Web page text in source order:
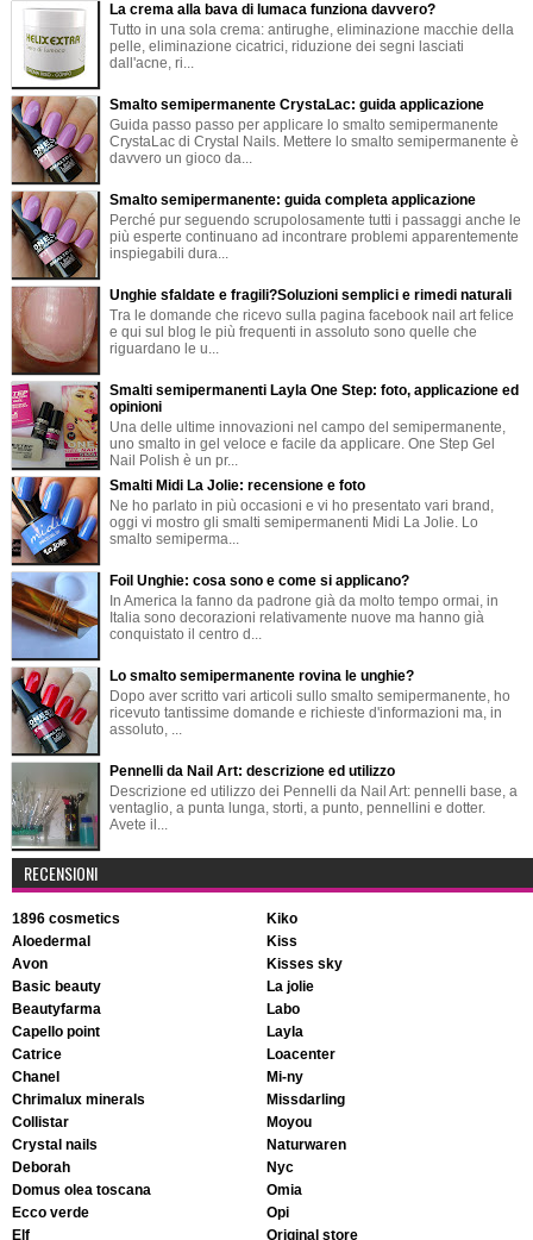
La crema alla bava di lumaca funziona davvero?
Tutto in una sola crema: antirughe, eliminazione macchie della
pelle, eliminazione cicatrici, riduzione dei segni lasciati
dall'acne, ri...
Smalto semipermanente CrystaLac: guida applicazione
Guida passo passo per applicare lo smalto semipermanente
CrystaLac di Crystal Nails. Mettere lo smalto semipermanente è
davvero un gioco da...
Smalto semipermanente: guida completa applicazione
Perché pur seguendo scrupolosamente tutti i passaggi anche le
più esperte continuano ad incontrare problemi apparentemente
inspiegabili dura...
Unghie sfaldate e fragili?Soluzioni semplici e rimedi naturali
Tra le domande che ricevo sulla pagina facebook nail art felice
e qui sul blog le più frequenti in assoluto sono quelle che
riguardano le u...
Smalti semipermanenti Layla One Step: foto, applicazione ed
opinioni
Una delle ultime innovazioni nel campo del semipermanente,
uno smalto in gel veloce e facile da applicare. One Step Gel
Nail Polish è un pr...
Smalti Midi La Jolie: recensione e foto
Ne ho parlato in più occasioni e vi ho presentato vari brand,
oggi vi mostro gli smalti semipermanenti Midi La Jolie. Lo
smalto semiperma...
Foil Unghie: cosa sono e come si applicano?
In America la fanno da padrone già da molto tempo ormai, in
Italia sono decorazioni relativamente nuove ma hanno già
conquistato il centro d...
Lo smalto semipermanente rovina le unghie?
Dopo aver scritto vari articoli sullo smalto semipermanente, ho
ricevuto tantissime domande e richieste d'informazioni ma, in
assoluto, ...
Pennelli da Nail Art: descrizione ed utilizzo
Descrizione ed utilizzo dei Pennelli da Nail Art: pennelli base, a
ventaglio, a punta lunga, storti, a punto, pennellini e dotter.
Avete il...
RECENSIONI
1896 cosmetics
aloedermal
avon
basic beauty
beautyfarma
capello point
catrice
chanel
chrimalux minerals
collistar
crystal nails
deborah
domus olea toscana
ecco verde
elf
kiko
kiss
kisses sky
la jolie
labo
layla
loacenter
mi-ny
missdarling
moyou
naturwaren
nyc
omia
opi
original store